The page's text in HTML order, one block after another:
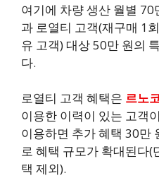
여기에 차량 생산 월별
과 로열티 고객(재구매 1
유 고객) 대상 50만 원의
다.
로열티 고객 혜택은 르노
이용한 이력이 있는 고객
이용하면 추가 혜택 30만
로 혜택 규모가 확대된다(
택 제외).